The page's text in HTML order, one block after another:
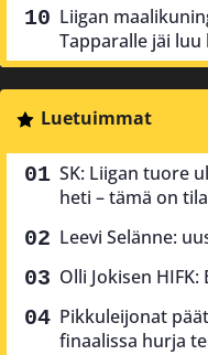
Liigan
Tapparalle jäi
Luetuimmat
SK: Liigan tuore
heti – tämä on
Leevi Selänne:
Olli Jokisen
Pikkuleijonat
finaalissa hurja